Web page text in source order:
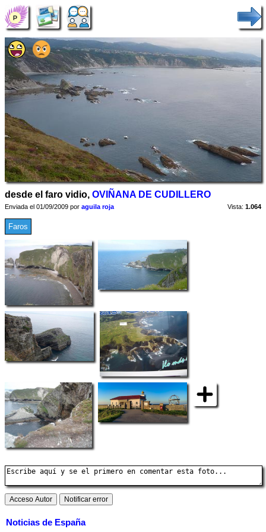
desde el faro vidio, OVIÑANA DE CUDILLERO
Enviada el 01/09/2009 por aguila roja Vista: 1.064
Faros
Noticias de España